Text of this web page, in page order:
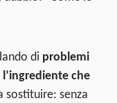
di problemi
l’ingrediente che
sostituire: senza